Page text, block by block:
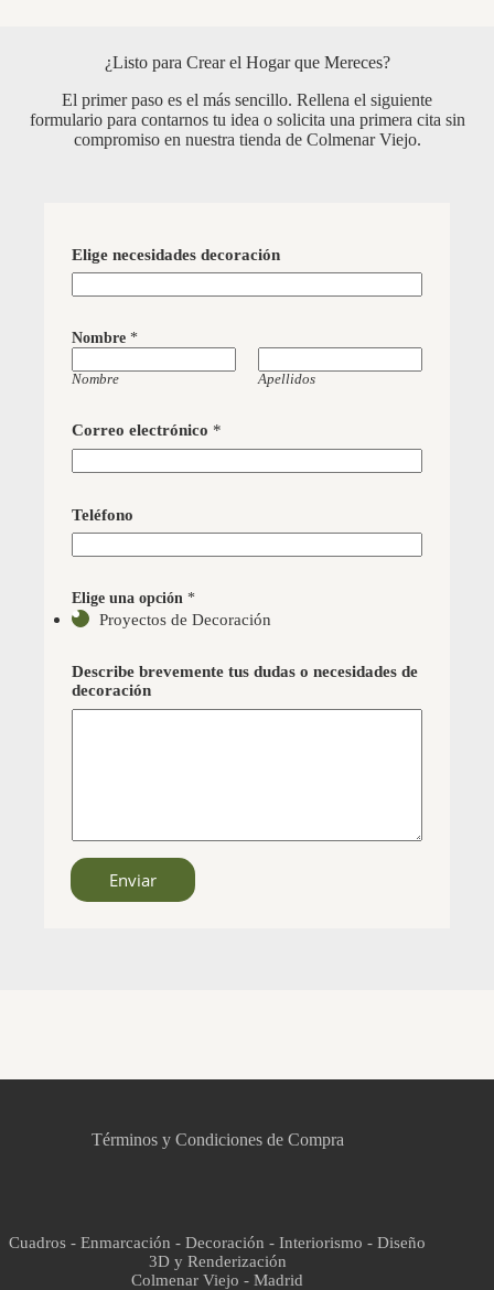
¿Listo para Crear el Hogar que Mereces?
El primer paso es el más sencillo. Rellena el siguiente
formulario para contarnos tu idea o solicita una primera cita sin
compromiso en nuestra tienda de Colmenar Viejo.
Elige necesidades decoración
Nombre *
Nombre Apellidos
Correo electrónico *
Teléfono
Elige una opción *
Proyectos de Decoración
Describe brevemente tus dudas o necesidades de
decoración
Enviar
Términos y Condiciones de Compra
Cuadros - Enmarcación - Decoración - Interiorismo - Diseño
3D y Renderización
Colmenar Viejo - Madrid
Asistente virtual · En línea